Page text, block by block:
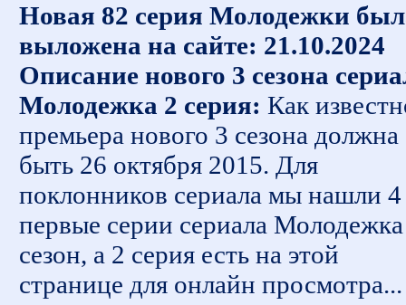
Новая 82 серия Молодежки
выложена на сайте: 21.10.2024
Описание нового 3 сезона
Молодежка 2 серия: Как
премьера нового 3 сезона должна
быть 26 октября 2015. Для
поклонников сериала мы нашли 4
первые серии сериала
сезон, а 2 серия есть на этой
странице для онлайн просмотра...